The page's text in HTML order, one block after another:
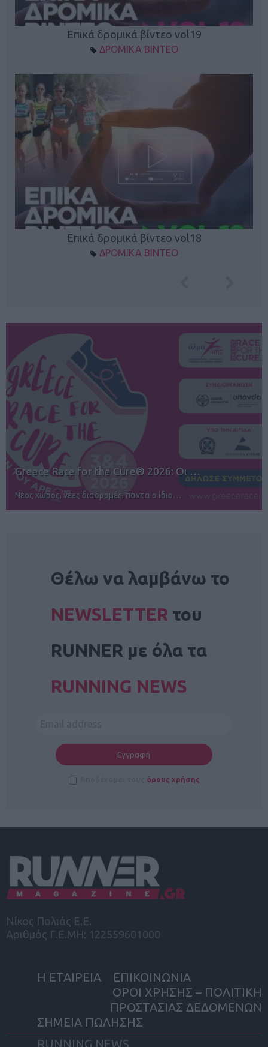
Επικά δρομικά βίντεο vol19
ΔΡΟΜΙΚΑ ΒΙΝΤΕΟ
Επικά δρομικά βίντεο vol18
ΔΡΟΜΙΚΑ ΒΙΝΤΕΟ
12ος TUI Rhodes Marathon: Άνοιγμα ε…
Αγώνες για όλους στην Ρόδο
Θέλω να λαμβάνω το
NEWSLETTER του
RUNNER με όλα τα
RUNNING NEWS
όρους χρήσης
Νίκος Πολιάς Ε.Ε.
Αριθμός Γ.Ε.ΜΗ: 122559601000
Η ΕΤΑΙΡΕΙΑ
ΕΠΙΚΟΙΝΩΝΙΑ
ΟΡΟΙ ΧΡΗΣΗΣ – ΠΟΛΙΤΙΚΗ
ΠΡΟΣΤΑΣΙΑΣ ΔΕΔΟΜΕΝΩΝ
ΣΗΜΕΙΑ ΠΩΛΗΣΗΣ
RUNNING NEWS